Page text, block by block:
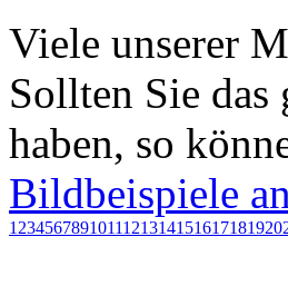
Viele unserer
Sollten Sie
haben, so
Bildbeispiele
1 234567891011121314151617181920